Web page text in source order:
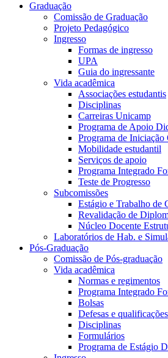
Graduação
Comissão de Graduação
Projeto Pedagógico
Ingresso
Formas de ingresso
UPA
Guia do ingressante
Vida acadêmica
Associações estudantis
Disciplinas
Carreiras Unicamp
Programa de Apoio
Programa de
Mobilidade estudantil
Serviços de apoio
Programa Integrado
Teste de Progresso
Subcomissões
Estágio e Trabalho de
Revalidação de
Núcleo Docente
Laboratórios de Hab. e
Pós-Graduação
Comissão de Pós-graduação
Vida acadêmica
Normas e regimentos
Programa Integrado
Bolsas
Defesas e qualificações
Disciplinas
Formulários
Programa de Estágio